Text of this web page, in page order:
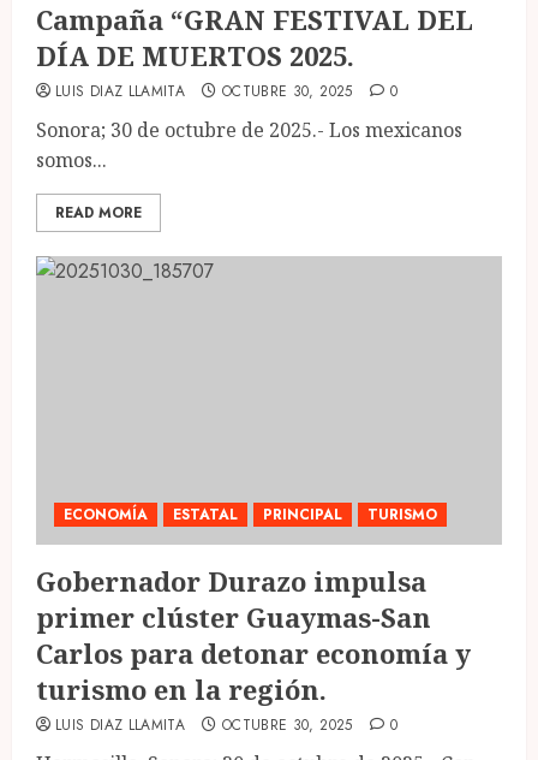
Campaña “GRAN FESTIVAL DEL
DÍA DE MUERTOS 2025.
LUIS DIAZ LLAMITA OCTUBRE 30, 2025 0
Sonora; 30 de octubre de 2025.- Los mexicanos
somos...
READ MORE
ECONOMÍA ESTATAL PRINCIPAL TURISMO
Gobernador Durazo impulsa
primer clúster Guaymas-San
Carlos para detonar economía y
turismo en la región.
LUIS DIAZ LLAMITA OCTUBRE 30, 2025 0